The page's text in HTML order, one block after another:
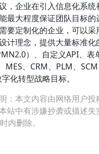
，企业在引入信息化系
最大程度保证团队目标
要定制化的企业，可以
计理念，提供大量标准
）、自定义API、表
MES、CRM、PLM、
化转型战略目标。
：本文内容由网络用户
站中有涉嫌抄袭或描述
内删除。